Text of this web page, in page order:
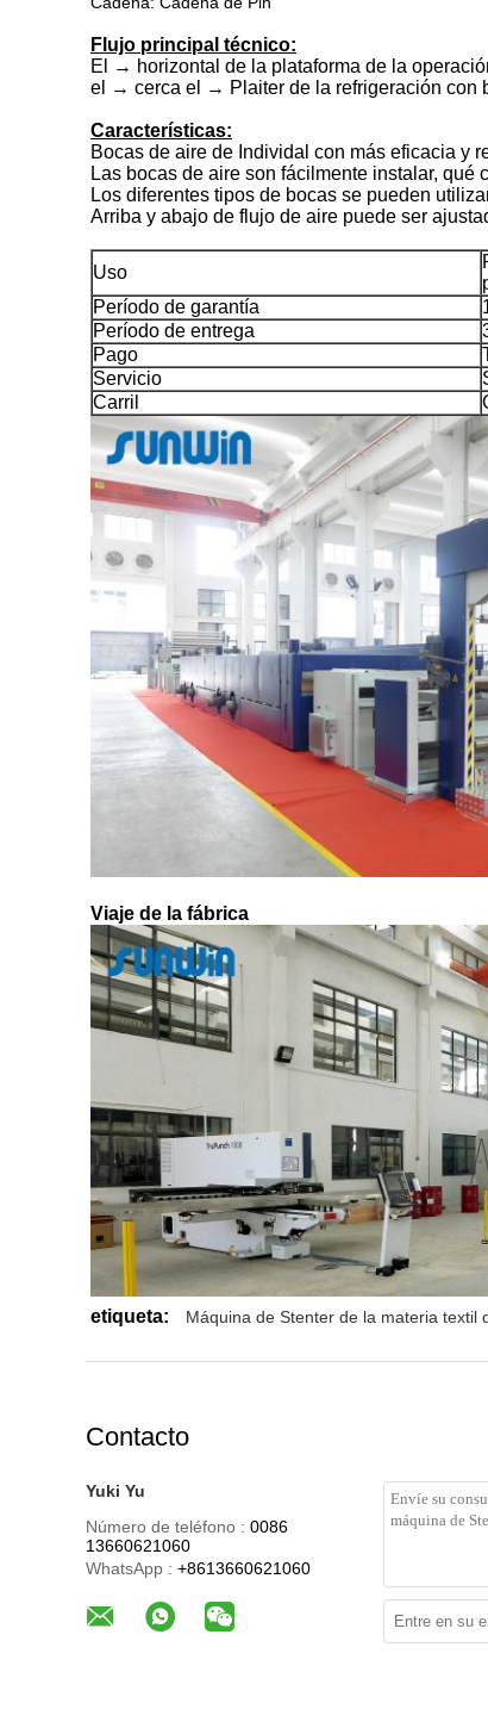
Flujo principal técnico:
El → horizontal de la plataforma de la
el → cerca el → Plaiter de la refrigeración con
Características:
Bocas de aire de Individal con más eficacia y
Las bocas de aire son fácilmente instalar,
Los diferentes tipos de bocas se pueden
Arriba y abajo de flujo de aire puede ser
Uso
Período de garantía
Período de entrega
Pago
Servicio
Carril
Viaje de la fábrica
etiqueta: Máquina de Stenter de la materia textil
Contacto
Yuki Yu
Número de teléfono : 0086
13660621060
WhatsApp : +8613660621060